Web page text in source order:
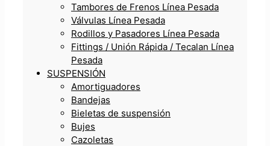
Tambores de Frenos Línea Pesada
Válvulas Línea Pesada
Rodillos y Pasadores Línea Pesada
Fittings / Unión Rápida / Tecalan Línea
Pesada
SUSPENSIÓN
Amortiguadores
Bandejas
Bieletas de suspensión
Bujes
Cazoletas